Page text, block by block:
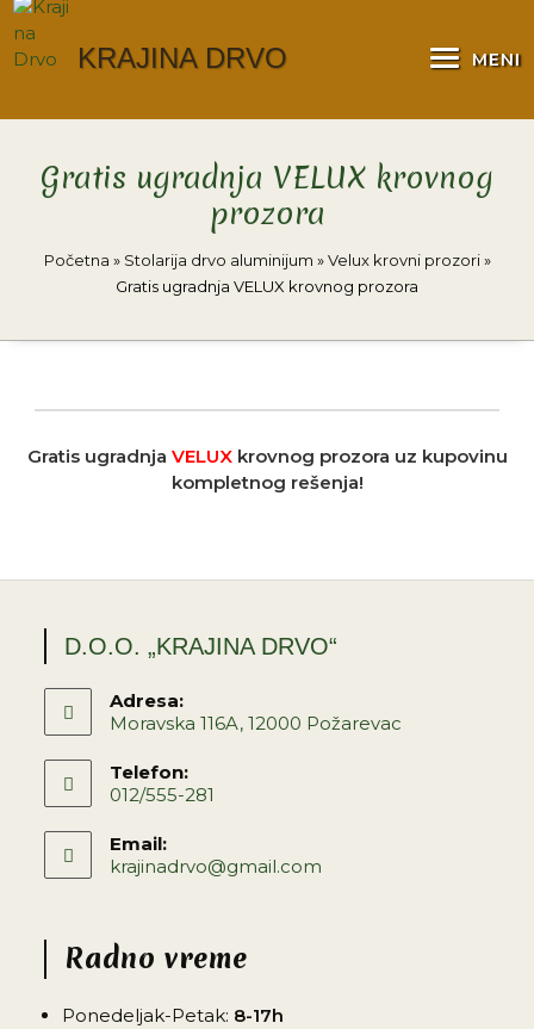
KRAJINA DRVO MENI
Gratis ugradnja VELUX krovnog
prozora
Početna » Stolarija drvo aluminijum »Velux krovni prozori»
Gratis ugradnja VELUX krovnog prozora
Gratis ugradnja VELUXkrovnog prozora uz kupovinu
kompletnog rešenja!
D.O.O. „KRAJINA DRVO“
Adresa:
Moravska 116A, 12000 Požarevac
Telefon:
012/555-281
Email:
krajinadrvo@gmail.com
Radno vreme
Ponedeljak-Petak: 8-17h